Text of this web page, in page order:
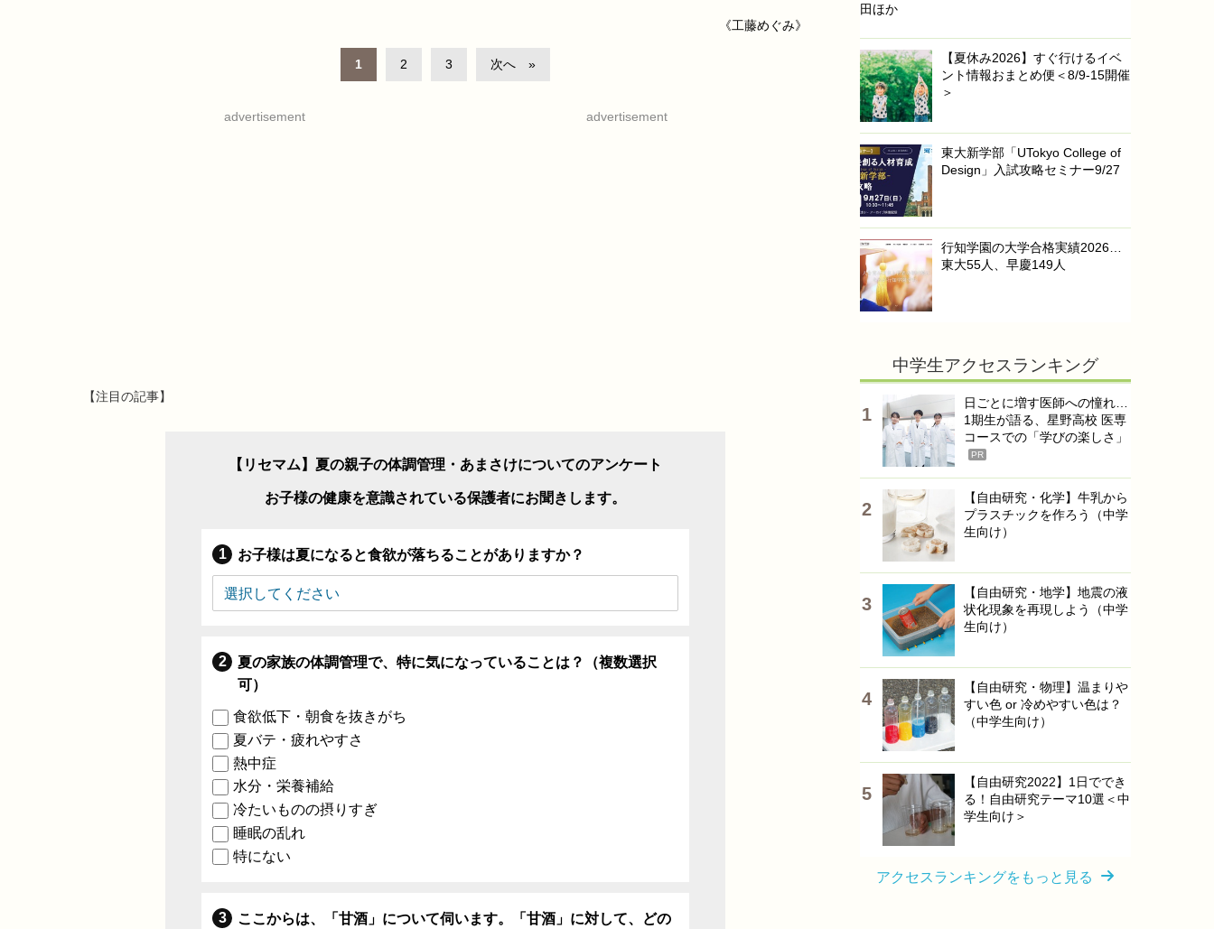
《工藤めぐみ》
1 2 3 次へ
advertisement advertisement
【注目の記事】
【リセマム】夏の親子の体調管理・あまさけについてのアンケート
お子様の健康を意識されている保護者にお聞きします。
お子様は夏になると食欲が落ちることがありますか？
夏の家族の体調管理で、特に気になっていることは？（複数選択
可）
食欲低下・朝食を抜きがち
夏バテ・疲れやすさ
熱中症
水分・栄養補給
冷たいものの摂りすぎ
睡眠の乱れ
特にない
ここからは、「甘酒」について伺います。「甘酒」に対して、どの
田ほか
【夏休み2026】すぐ行けるイベ
ント情報おまとめ便＜8/9-15開催
＞
東大新学部「UTokyo College of
Design」入試攻略セミナー9/27
行知学園の大学合格実績2026…
東大55人、早慶149人
中学生アクセスランキング
日ごとに増す医師への憧れ…
1期生が語る、星野高校 医専
コースでの「学びの楽しさ」
PR
【自由研究・化学】牛乳から
プラスチックを作ろう（中学
生向け）
【自由研究・地学】地震の液
状化現象を再現しよう（中学
生向け）
【自由研究・物理】温まりや
すい色 or 冷めやすい色は？
（中学生向け）
【自由研究2022】1日ででき
る！自由研究テーマ10選＜中
学生向け＞
アクセスランキングをもっと見る